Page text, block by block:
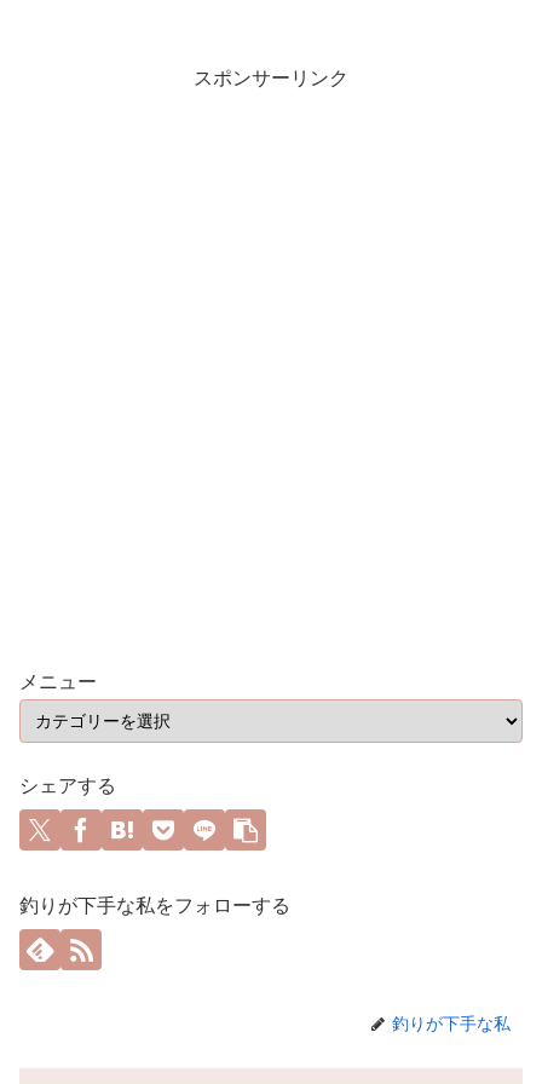
スポンサーリンク
メニュー
シェアする
釣りが下手な私をフォローする
釣りが下手な私